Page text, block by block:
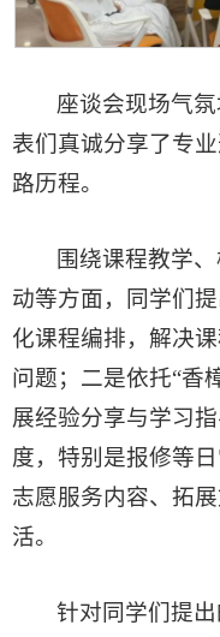
座谈会现场气
表们真诚分享了专
路历程。
围绕课程教学
动等方面，同学们
化课程编排，解决
问题；二是依托“香
展经验分享与学习
度，特别是报修等
志愿服务内容、拓
活。
针对同学们提